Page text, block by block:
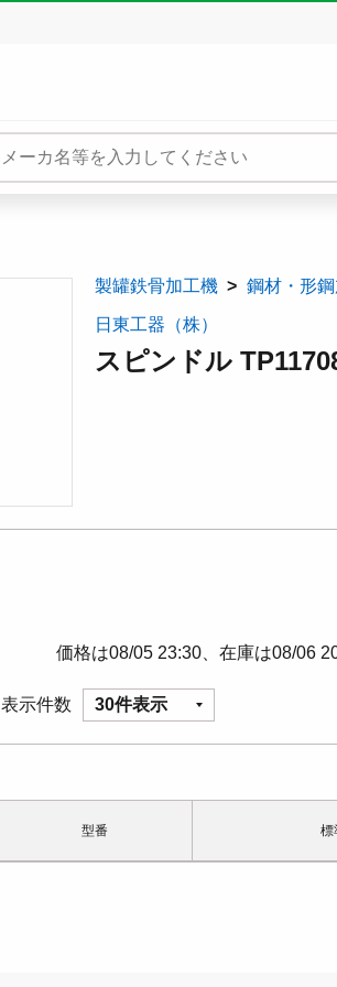
製罐鉄骨加工機 鋼材・形
日東工器（株）
スピンドル
価格は08/05 23:30、在庫は08/06
表示件数 30件表示
型番 標